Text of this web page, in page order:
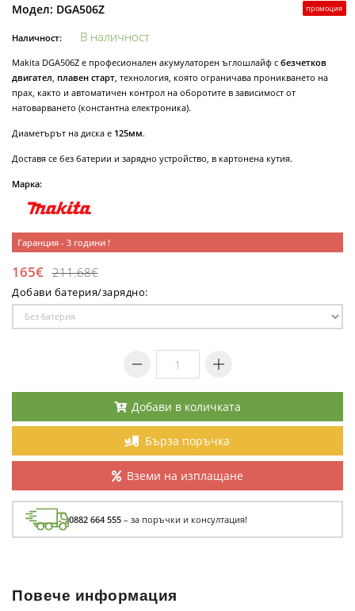
промоция
Модел: DGA506Z
Наличност: В наличност
Makita DGA506Z е професионален акумулаторен ъглошлайф с безчетков
двигател плавен старт , технология, която ограничава проникването на
прах, както и автоматичен контрол на оборотите в зависимост от
натоварването (константна електроника).
Диаметърът на диска е 125мм.
Доставя се без батерии и зарядно устройство, в картонена кутия.
Марка:
Гаранция - 3 години !
165€ 211.68€
Добави батерия/зарядно:
Добави в количката
Бърза поръчка
Вземи на изплащане
0882 664 555 – за поръчки и консултация!
Повече информация